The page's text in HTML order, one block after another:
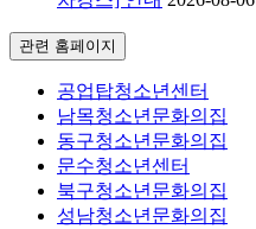
관련 홈페이지
공업탑청소년센터
남목청소년문화의집
동구청소년문화의집
문수청소년센터
북구청소년문화의집
성남청소년문화의집